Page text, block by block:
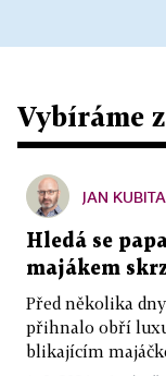
Vybíráme
JAN KUBITA
Hledá se
majákem
Před několika
přihnalo obří
blikajícím